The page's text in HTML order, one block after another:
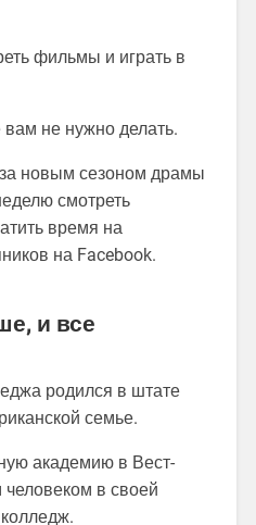
фильмы и играть в
не нужно делать.
новым сезоном драмы
смотреть
время на
на Facebook.
и все
родился в штате
семье.
академию в Вест-
в своей